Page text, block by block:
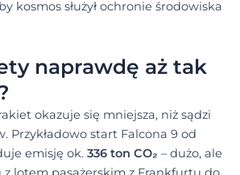
kosmos służył ochronie środowiska
naprawdę aż tak
okazuje się mniejsza, niż sądzi
Przykładowo start Falcona 9 od
emisję ok. 336 ton CO₂ – dużo, ale